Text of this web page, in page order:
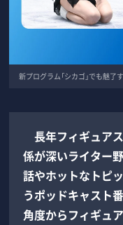
新プログラム「シカゴ」でも魅了
長年フィギュア
係が深いライター
話やホットなトピ
うポッドキャスト
角度からフィギュ